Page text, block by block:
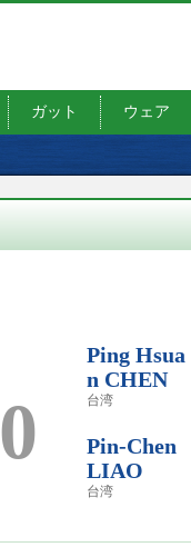
ガット ウェア
0
Ping Hsua
n CHEN
台湾
Pin-Chen
LIAO
台湾